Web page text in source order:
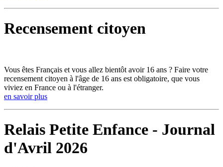
Recensement citoyen
Vous êtes Français et vous allez bientôt avoir 16 ans ? Faire votre
recensement citoyen à l'âge de 16 ans est obligatoire, que vous
viviez en France ou à l'étranger.
en savoir plus
Relais Petite Enfance - Journal
d'Avril 2026